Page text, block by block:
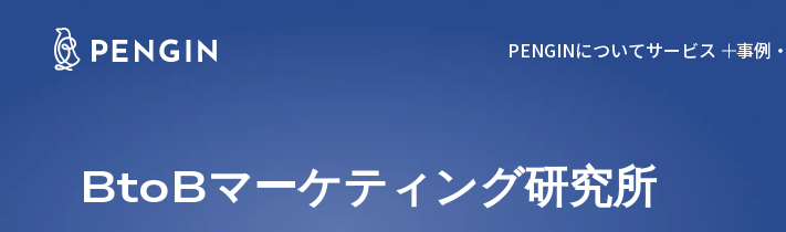
PENGINについてサービス 事例
BtoBマーケティング研究所